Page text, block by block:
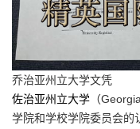
乔治亚州立大学文凭
佐治亚州立大学 （
学院和学校学院委员会的